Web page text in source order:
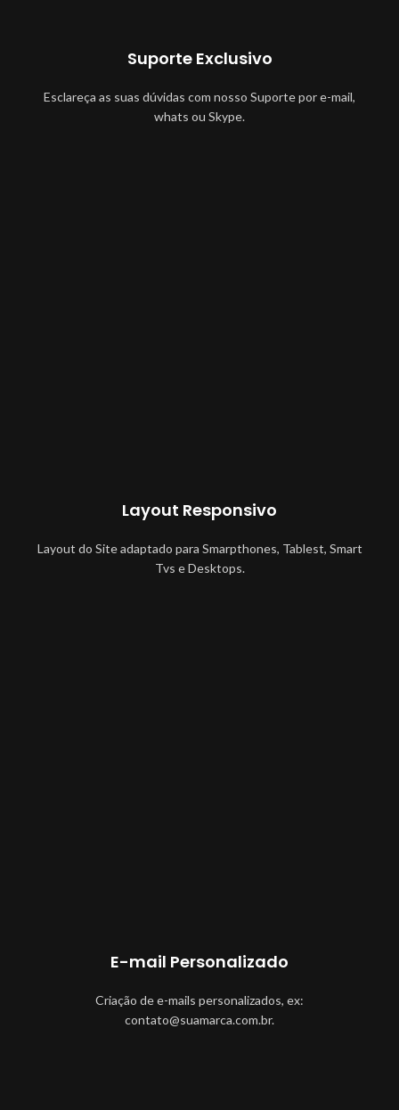
Suporte Exclusivo
Esclareça as suas dúvidas com nosso Suporte por e-mail,
whats ou Skype.
Layout Responsivo
Layout do Site adaptado para Smarpthones, Tablest, Smart
Tvs e Desktops.
E-mail Personalizado
Criação de e-mails personalizados, ex:
contato@suamarca.com.br.